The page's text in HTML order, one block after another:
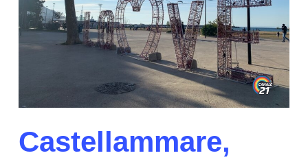
Castellammare,